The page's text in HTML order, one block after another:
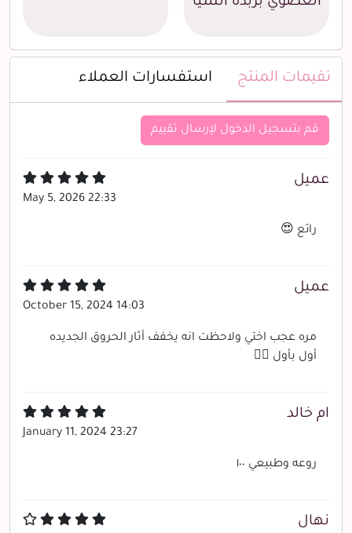
تقيمات المنتج استفسارات العملاء
قم بتسجيل الدخول لإرسال تقييم
عميل
May 5, 2026 22:33
رائع 😍
عميل
October 15, 2024 14:03
مره عجب اختي ولاحظت انه يخفف أثار الحروق الجديده
أول بأول 👍🏻
ام خالد
January 11, 2024 23:27
روعه وطبيعي ١٠٠
نهال